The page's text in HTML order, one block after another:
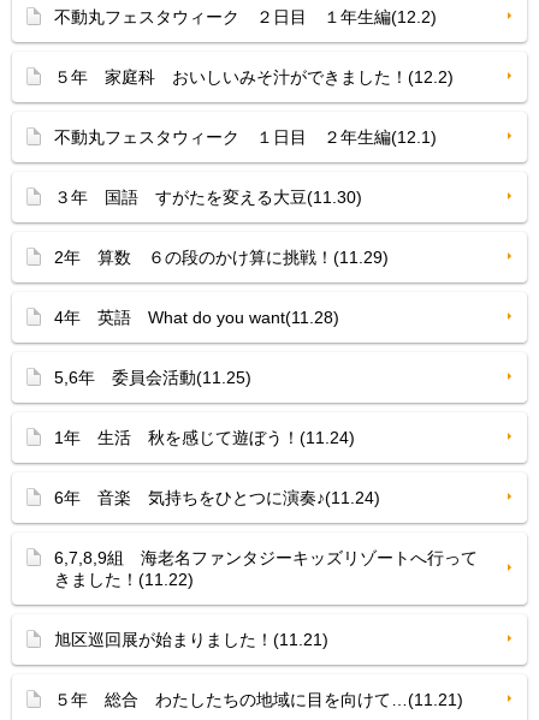
不動丸フェスタウィーク ２日目 １年生編(12.2)
５年 家庭科 おいしいみそ汁ができました！(12.2)
不動丸フェスタウィーク １日目 ２年生編(12.1)
３年 国語 すがたを変える大豆(11.30)
2年 算数 ６の段のかけ算に挑戦！(11.29)
4年 英語 What do you want(11.28)
5,6年 委員会活動(11.25)
1年 生活 秋を感じて遊ぼう！(11.24)
6年 音楽 気持ちをひとつに演奏♪(11.24)
6,7,8,9組 海老名ファンタジーキッズリゾートへ行って
きました！(11.22)
旭区巡回展が始まりました！(11.21)
５年 総合 わたしたちの地域に目を向けて…(11.21)